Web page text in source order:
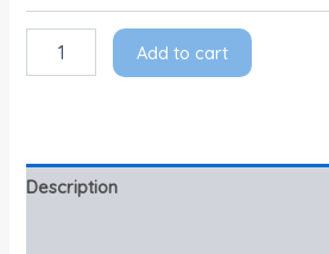
Add to cart
Description